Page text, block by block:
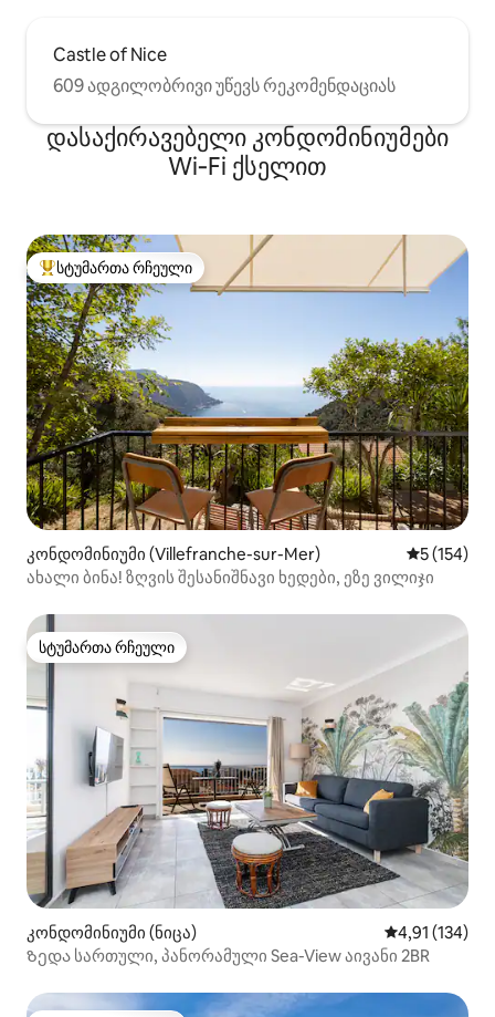
Castle of Nice
609 ადგილობრივი უწევს რეკომენდაციას
დასაქირავებელი კონდომინიუმები
Wi‑Fi ქსელით
სტუმართა რჩეული მოწინავე ვარიანტი
სტუმართა რჩეული
კონდომინიუმი (Villefranche-sur-Mer) საშუალო
5 (154)
ახალი ბინა! ზღვის შესანიშნავი ხედები, ეზე ვილიჯი
სტუმართა რჩეული
სტუმართა რჩეული
კონდომინიუმი (ნიცა) საშუალო
4,91 (134)
Ზედა სართული, პანორამული Sea-View აივანი 2BR